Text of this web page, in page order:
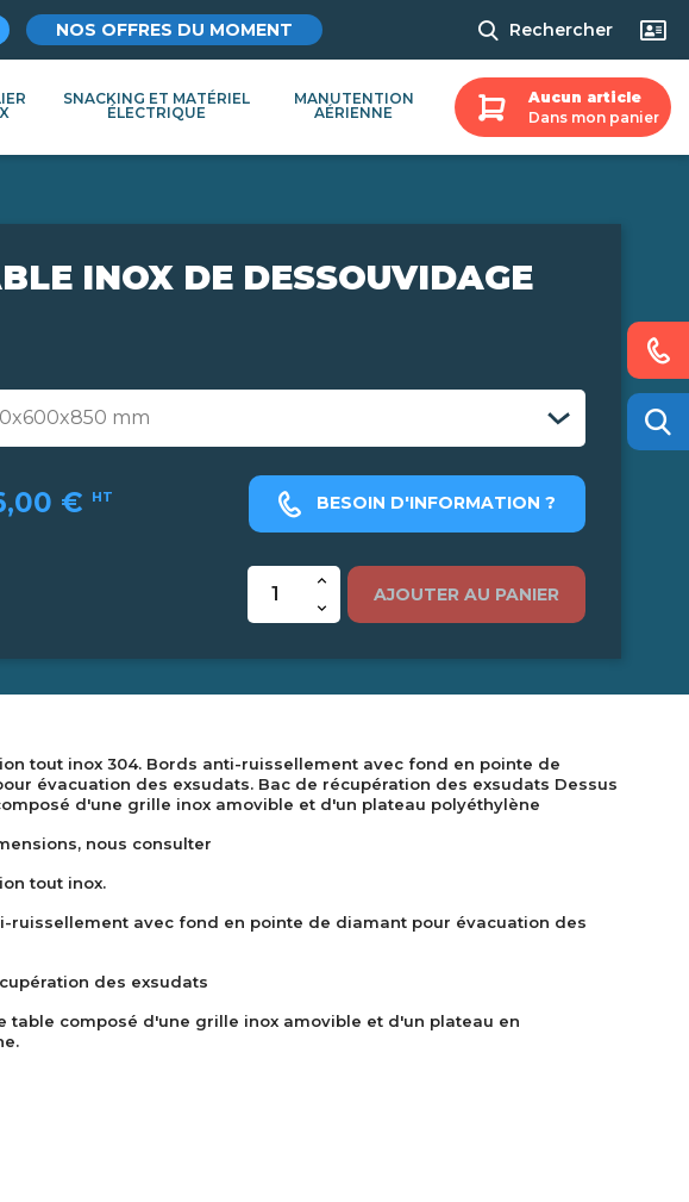
NOS OFFRES DU MOMENT Rechercher
SNACKING ET MATÉRIEL
ÉLECTRIQUE
MANUTENTION
AÉRIENNE
Aucun article
Dans mon panier
INOX DE DESSOUVIDAGE
€ HT BESOIN D'INFORMATION ?
AJOUTER AU PANIER
tout inox 304. Bords anti-ruissellement avec fond en pointe de
évacuation des exsudats. Bac de récupération des exsudats Dessus
d'une grille inox amovible et d'un plateau polyéthylène
nous consulter
tout inox.
ruissellement avec fond en pointe de diamant pour évacuation des
des exsudats
table composé d'une grille inox amovible et d'un plateau en